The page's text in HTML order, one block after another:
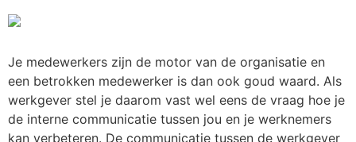
Je medewerkers zijn de motor van de organisatie en
een betrokken medewerker is dan ook goud waard. Als
werkgever stel je daarom vast wel eens de vraag hoe je
de interne communicatie tussen jou en je werknemers
kan verbeteren. De communicatie tussen de werkgever